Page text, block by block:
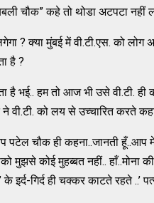
चौक” कहे तो थोडा अटपटा नहीं
? क्या मुंबई में वी.टी.एस. को
है ?
है भई.. हम तो आज भी उसे वी.टी. ही
ने वी.टी. को लय से उच्चारित करते
पटेल चौक ही कहना..जानती हूँ..आप
मुझसे कोई मुहब्बत नहीं.. हाँ..मोना की
के इर्द-गिर्द ही चक्कर काटते रहते ..’